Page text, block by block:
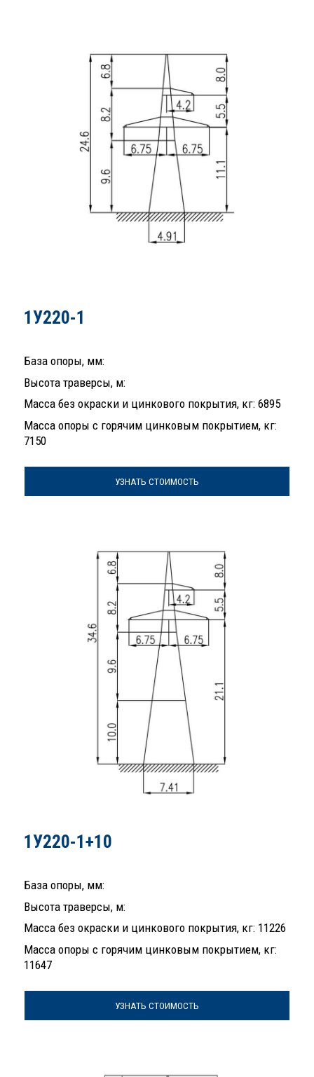
1У220-1
База опоры, мм:
Высота траверсы, м:
Масса без окраски и цинкового покрытия, кг: 6895
Масса опоры с горячим цинковым покрытием, кг:
7150
УЗНАТЬ СТОИМОСТЬ
1У220-1+10
База опоры, мм:
Высота траверсы, м:
Масса без окраски и цинкового покрытия, кг: 11226
Масса опоры с горячим цинковым покрытием, кг:
11647
УЗНАТЬ СТОИМОСТЬ